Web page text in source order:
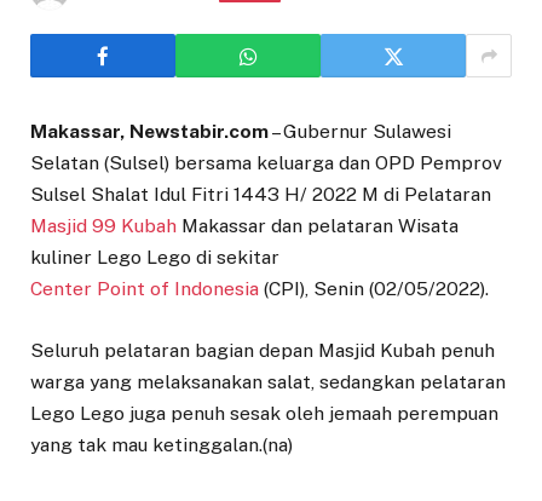
Makassar, Newstabir.com– Gubernur Sulawesi
Selatan (Sulsel) bersama keluarga dan OPD Pemprov
Sulsel Shalat Idul Fitri 1443 H/ 2022 M di Pelataran
Masjid 99 Kubah Makassar dan pelataran Wisata
kuliner Lego Lego di sekitar
Center Point of Indonesia (CPI), Senin (02/05/2022).
Seluruh pelataran bagian depan Masjid Kubah penuh
warga yang melaksanakan salat, sedangkan pelataran
Lego Lego juga penuh sesak oleh jemaah perempuan
yang tak mau ketinggalan.(na)